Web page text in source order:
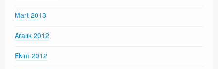
Mart 2013
Aralık 2012
Ekim 2012